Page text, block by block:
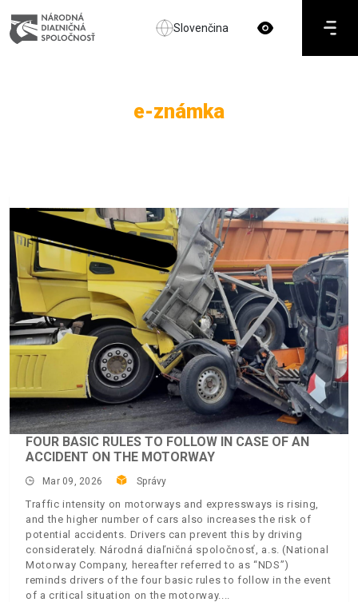
Slovenčina
e-známka
FOUR BASIC RULES TO FOLLOW IN CASE OF AN
ACCIDENT ON THE MOTORWAY
Mar 09, 2026 Správy
Traffic intensity on motorways and expressways is rising,
and the higher number of cars also increases the risk of
potential accidents. Drivers can prevent this by driving
considerately. Národná diaľničná spoločnosť, a.s. (National
Motorway Company, hereafter referred to as “NDS”)
reminds drivers of the four basic rules to follow in the event
of a critical situation on the motorway.